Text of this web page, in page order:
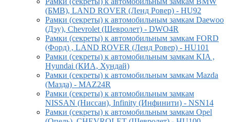
(БМВ), LAND ROVER (Ленд Ровер) - HU92
Рамки (секреты) к автомобильным замкам Daewoo
(Дэу), Chevrolet (Шевролет) - DWO4R
Рамки (секреты) к автомобильным замкам FORD
(Форд) , LAND ROVER (Ленд Ровер) - HU101
Рамки (секреты) к автомобильным замкам KIA ,
Hyundai (КИА, Хундай)
Рамки (секреты) к автомобильным замкам Mazda
(Мазда) - MAZ24R
Рамки (секреты) к автомобильным замкам
NISSAN (Ниссан), Infinity (Инфинити) - NSN14
Рамки (секреты) к автомобильным замкам Opel